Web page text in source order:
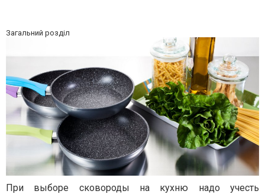
Загальний розділ
При выборе сковороды на кухню надо учесть